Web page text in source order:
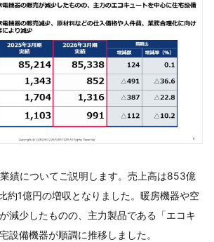
績についてご説明します。売上高は853億
約1億円の増収となりました。暖房機器や空
減少したものの、主力製品である「エコキ
設備機器が順調に推移しました。